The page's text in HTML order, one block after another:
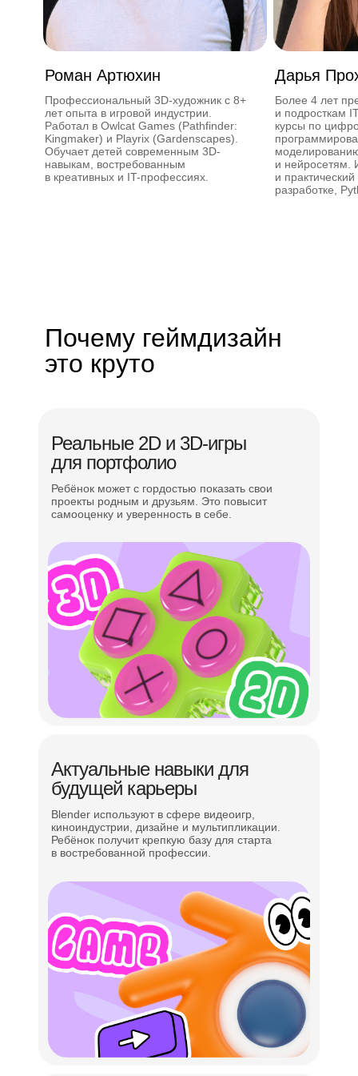
Роман Артюхин
Профессиональный 3D-художник с 8+
лет опыта в игровой индустрии.
Работал в Owlcat Games (Pathfinder:
Kingmaker) и Playrix (Gardenscapes).
Обучает детей современным 3D-
навыкам, востребованным
в креативных и IT-профессиях.
Дарья
Более 4 лет
и подросткам
курсы по
и нейросетям.
и
разработке,
Почему геймдизайн
это круто
Реальные 2D и 3D-игры
для портфолио
Ребёнок может с гордостью показать свои
проекты родным и друзьям. Это повысит
самооценку и уверенность в себе.
Актуальные навыки для
будущей карьеры
Blender используют в сфере видеоигр,
киноиндустрии, дизайне и мультипликации.
Ребёнок получит крепкую базу для старта
в востребованной профессии.